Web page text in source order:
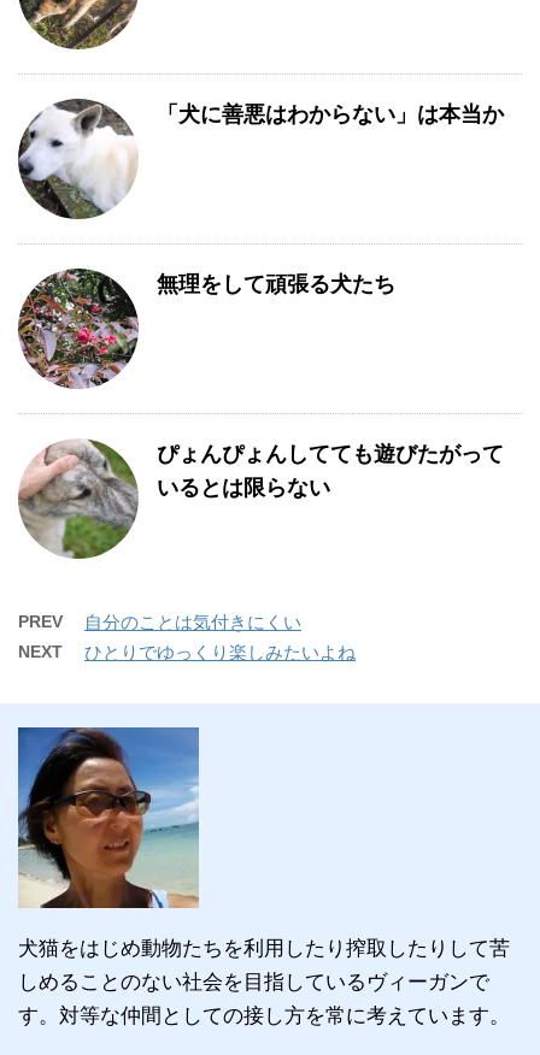
「犬に善悪はわからない」は本当か
無理をして頑張る犬たち
ぴょんぴょんしてても遊びたがって
いるとは限らない
PREV 自分のことは気付きにくい
NEXT ひとりでゆっくり楽しみたいよね
犬猫をはじめ動物たちを利用したり搾取したりして苦
しめることのない社会を目指しているヴィーガンで
す。対等な仲間としての接し方を常に考えています。